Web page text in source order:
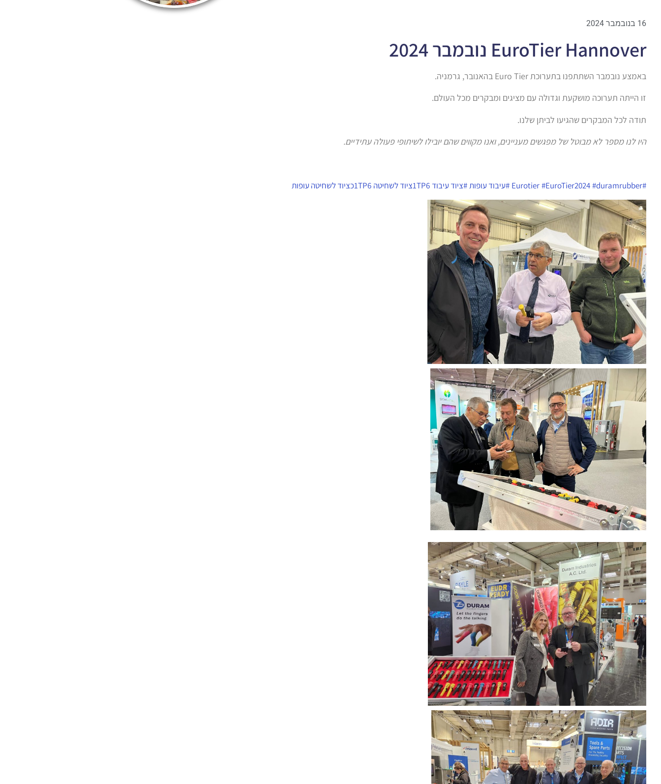
16 בנובמבר 2024
EuroTier Hannover נובמבר 2024
באמצע נובמבר השתתפנו בתערוכת Euro Tier בהאנובר, גרמניה.
זו הייתה תערוכה מושקעת וגדולה עם מציגים ומבקרים מכל העולם.
תודה לכל המבקרים שהגיעו לביתן שלנו.
היו לנו מספר לא מבוטל של מפגשים מעניינים, ואנו מקווים שהם יובילו לשיתופי פעולה עתידיים.
#Eurotier
#EuroTier2024#duramrubber #עיבוד עופות#ציוד עיבוד 1TP6ציוד לשחיטה 1TP6כציוד לשחיטה עופות